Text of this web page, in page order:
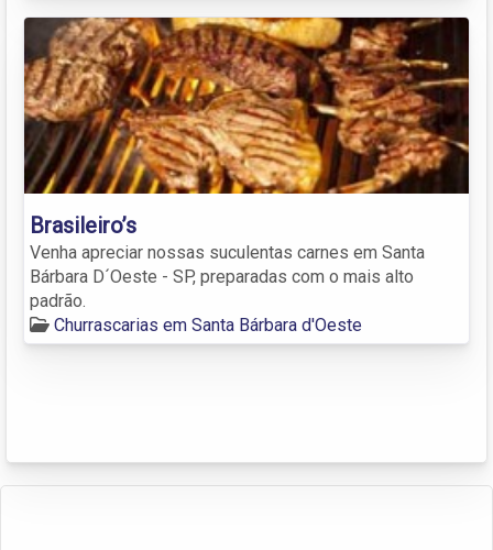
Brasileiro’s
Venha apreciar nossas suculentas carnes em Santa
Bárbara D´Oeste - SP, preparadas com o mais alto
padrão.
Churrascarias em Santa Bárbara d'Oeste